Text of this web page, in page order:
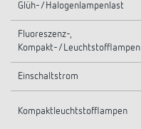
Glüh-/Halogenlampenlast
Fluoreszenz-,
Kompakt-/Leuchtstofflampen
Einschaltstrom
Kompaktleuchtstofflampen